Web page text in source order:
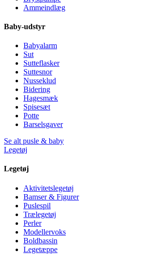
Ammeindlæg
Baby-udstyr
Babyalarm
Sut
Sutteflasker
Suttesnor
Nusseklud
Bidering
Hagesmæk
Spisesæt
Potte
Barselsgaver
Se alt pusle & baby
Legetøj
Legetøj
Aktivitetslegetøj
Bamser & Figurer
Puslespil
Trælegetøj
Perler
Modellervoks
Boldbassin
Legetæppe